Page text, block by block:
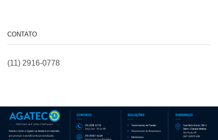
CONTATO
(11) 2916-0778